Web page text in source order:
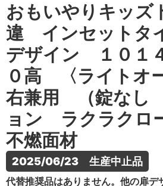
おもいやりキッズ
違 インセット
デザイン １０１
０高 〈ライトオ
右兼用 （錠なし
ョン ラクラクロ
不燃面材
2025/06/23　生産中止品
代替推奨品はありません。他の扉デ